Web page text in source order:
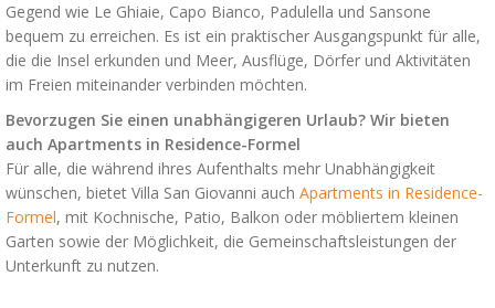
Gegend wie Le Ghiaie, Capo Bianco, Padulella und Sansone
bequem zu erreichen. Es ist ein praktischer Ausgangspunkt für alle,
die die Insel erkunden und Meer, Ausflüge, Dörfer und Aktivitäten
im Freien miteinander verbinden möchten.
Bevorzugen Sie einen unabhängigeren Urlaub? Wir bieten
auch Apartments in Residence-Formel
Für alle, die während ihres Aufenthalts mehr Unabhängigkeit
wünschen, bietet Villa San Giovanni auch Apartments in Residence-
Formel, mit Kochnische, Patio, Balkon oder möbliertem kleinen
Garten sowie der Möglichkeit, die Gemeinschaftsleistungen der
Unterkunft zu nutzen.